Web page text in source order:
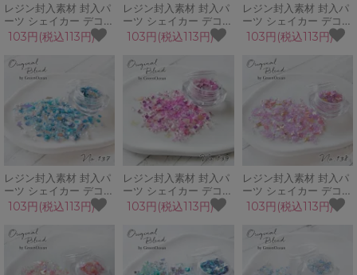
レジン封入素材 封入パ
ーツ シェイカー デコパ
ーツ 夢ごこち 蝶 春 星
スター ブリオン シェル
ホログラム
GreenOceanオリジナ
103円(税込113円)
レジン封入素材 封入パ
ーツ シェイカー デコパ
ーツ ラブビーム ハート
推し活 アイドル スター
華やか GreenOceanオ
リジナルブレンド♪
103円(税込113円)
レジン封入素材 封入パ
ーツ シェイカー デコパ
ーツ 彼方へ バタフライ
蝶 ブリオン プラビジュ
ー 星 スター
GreenOceanオリジナ
103円(税込113円)
レジン封入素材 封入パ
ーツ シェイカー デコパ
ーツ 海洋パラダイス 夏
マリン サメ イルカ 熱
帯魚 貝がら
GreenOceanオリジナ
103円(税込113円)
レジン封入素材 封入パ
ーツ シェイカー デコパ
ーツ カシスピンク 蝶
シェルフレーク 粒ガラ
ス GreenOceanオリジ
ナルブレンド♪
103円(税込113円)
レジン封入素材 封入パ
ーツ シェイカー デコパ
ーツ 恋わずらい 蝶 十
字星 シェル ブリオン
カレット 春
GreenOceanオリジナ
103円(税込113円)